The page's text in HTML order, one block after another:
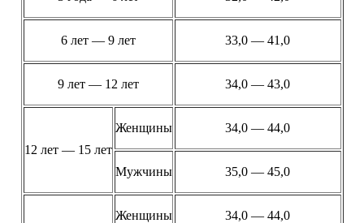
6 лет — 9 лет 33,0 — 41,0
9 лет — 12 лет 34,0 — 43,0
12 лет — 15 лет
Женщины 34,0 — 44,0
Мужчины 35,0 — 45,0
Женщины 34,0 — 44,0